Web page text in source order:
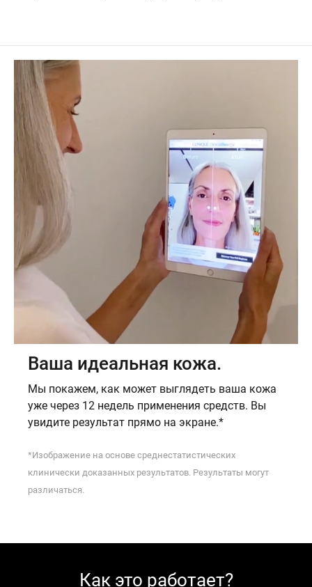
Ваша идеальная кожа.
Мы покажем, как может выглядеть ваша кожа
уже через 12 недель применения средств. Вы
увидите результат прямо на экране.*
*Изображение на основе среднестатистических
клинически доказанных результатов. Результаты могут
различаться.
Как это работает?